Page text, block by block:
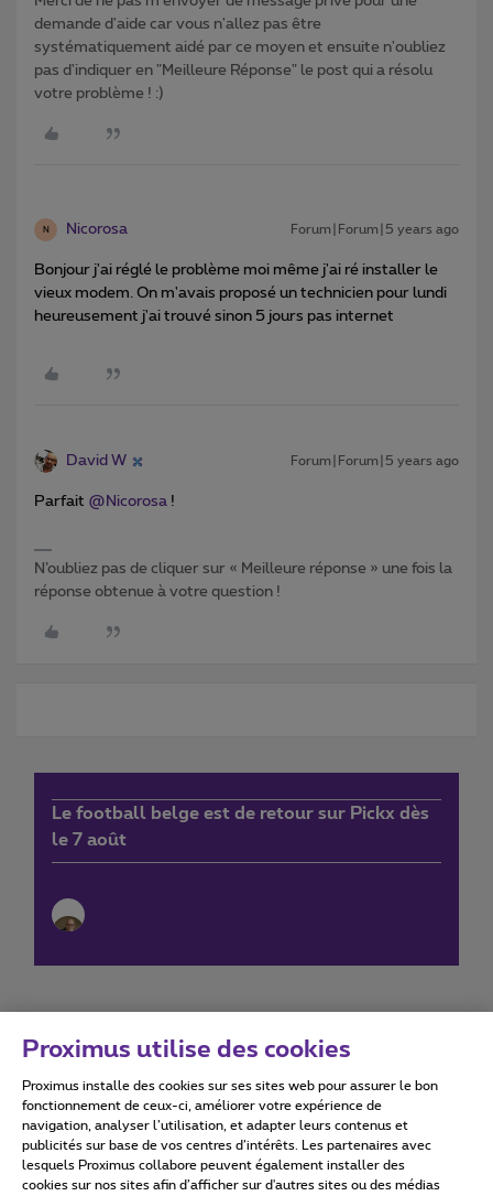
demande d'aide car vous n'allez pas être
systématiquement aidé par ce moyen et ensuite n'oubliez
pas d'indiquer en "Meilleure Réponse" le post qui a résolu
votre problème ! :)
N Nicorosa Forum|Forum|5 years ago
Bonjour j'ai réglé le problème moi même j'ai ré installer le
vieux modem. On m'avais proposé un technicien pour lundi
heureusement j'ai trouvé sinon 5 jours pas internet
David W Forum|Forum|5 years ago
Parfait @Nicorosa !
N’oubliez pas de cliquer sur « Meilleure réponse » une fois la
réponse obtenue à votre question !
Le football belge est de retour sur Pickx dès
le 7 août
Conditions d'utilisation Accessibility statement
Proximus utilise des cookies
Proximus installe des cookies sur ses sites web pour assurer le bon
fonctionnement de ceux-ci, améliorer votre expérience de
navigation, analyser l’utilisation, et adapter leurs contenus et
publicités sur base de vos centres d’intérêts. Les partenaires avec
lesquels Proximus collabore peuvent également installer des
cookies sur nos sites afin d’afficher sur d'autres sites ou des médias